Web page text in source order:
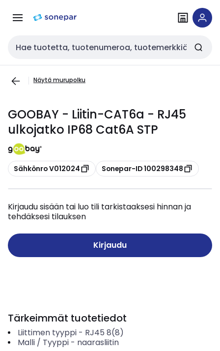
navigointiinsisältöön
Haku
Näytä murupolku
GOOBAY - Liitin-CAT6a - RJ45
ulkojatko IP68 Cat6A STP
Kopioi
Sähkönro V012024 Kopioi
Sonepar-ID 100298348
Kirjaudu sisään tai luo tili tarkistaaksesi hinnan ja
tehdäksesi tilauksen
Kirjaudu
Tärkeimmät tuotetiedot
Liittimen tyyppi- RJ45 8(8)
Malli / Tyyppi- naarasliitin